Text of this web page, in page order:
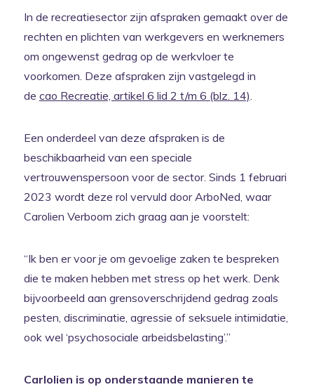
In de recreatiesector zijn afspraken gemaakt over de
rechten en plichten van werkgevers en werknemers
om ongewenst gedrag op de werkvloer te
voorkomen. Deze afspraken zijn vastgelegd in
de cao Recreatie, artikel 6 lid 2 t/m 6 (blz. 14).
Een onderdeel van deze afspraken is de
beschikbaarheid van een speciale
vertrouwenspersoon voor de sector. Sinds 1 februari
2023 wordt deze rol vervuld door ArboNed, waar
Carolien Verboom zich graag aan je voorstelt:
“Ik ben er voor je om gevoelige zaken te bespreken
die te maken hebben met stress op het werk. Denk
bijvoorbeeld aan grensoverschrijdend gedrag zoals
pesten, discriminatie, agressie of seksuele intimidatie,
ook wel ‘psychosociale arbeidsbelasting’.”
Carlolien is op onderstaande manieren te